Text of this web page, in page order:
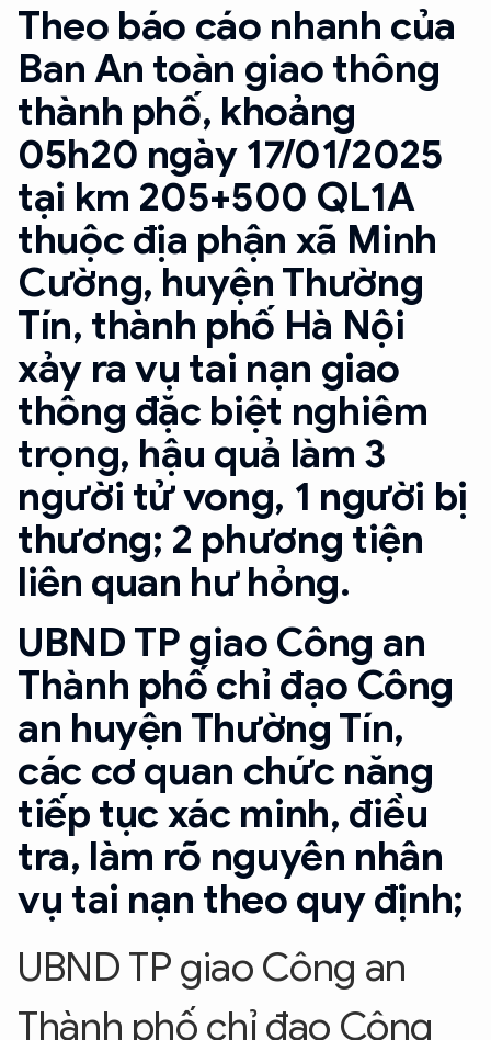
Theo báo cáo nhanh của
Ban An toàn giao thông
thành phố, khoảng
05h20 ngày 17/01/2025
tại km 205+500 QL1A
thuộc địa phận xã Minh
Cường, huyện Thường
Tín, thành phố Hà Nội
xảy ra vụ tai nạn giao
thông đặc biệt nghiêm
trọng, hậu quả làm 3
người tử vong, 1 người bị
thương; 2 phương tiện
liên quan hư hỏng.
UBND TP giao Công an
Thành phố chỉ đạo Công
an huyện Thường Tín,
các cơ quan chức năng
tiếp tục xác minh, điều
tra, làm rõ nguyên nhân
vụ tai nạn theo quy định;
UBND TP giao Công an
Thành phố chỉ đạo Công